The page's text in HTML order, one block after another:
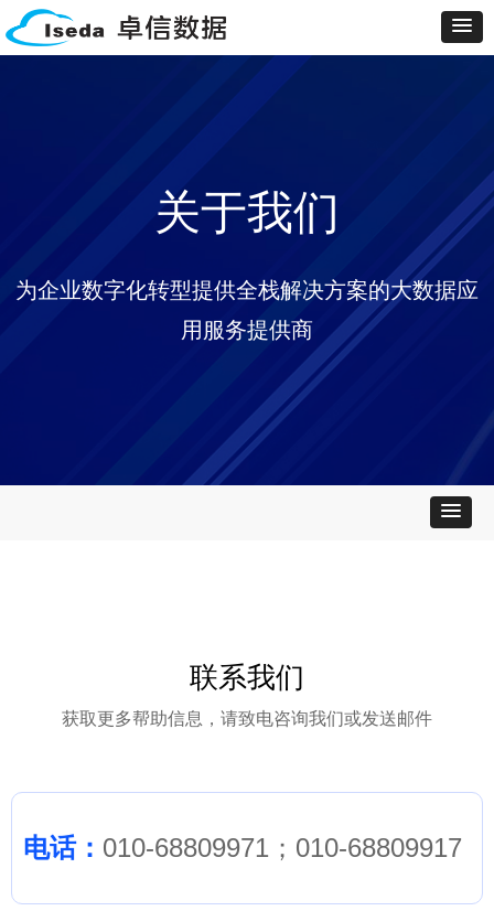
联系我们
获取更多帮助信息，请致电咨询我们或发送邮件
电话： 010-68809971；010-68809917
关于我们
为企业数字化转型提供全栈解决方案的大数据应
用服务提供商